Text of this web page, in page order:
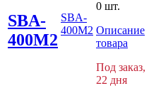
SBA-
400M2
SBA-
400M2
0 шт.
Описание
товара
Под заказ,
22 дня